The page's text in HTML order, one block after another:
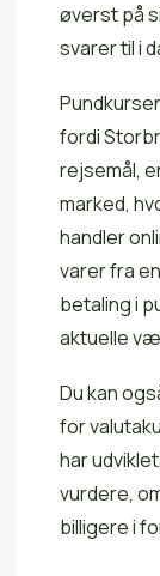
øverst på
svarer til i
fordi
rejsemål,
marked,
handler
varer fra
betaling i
aktuelle
Du kan
for
har
vurdere,
billigere i